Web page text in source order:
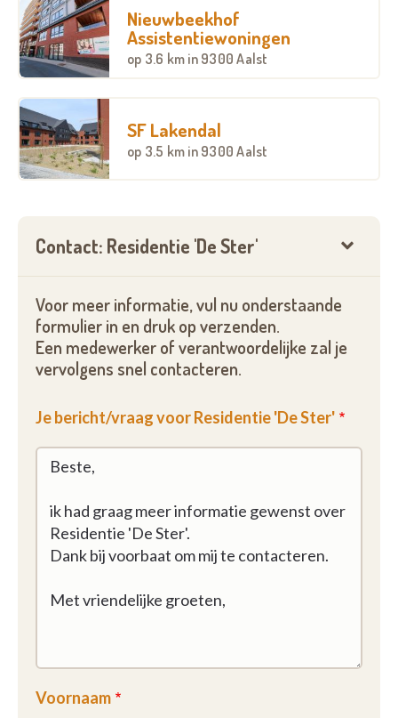
Huren kan voor lange of korte periode. Korte
periode kan vanaf 4 weken in gezellig gemeubeld
appartement. Elke dag kan u een warme
maaltijd verkrijgen in de gezellige brasserie of in uw
appartement. 24h/24h - 7 dagen op 7 beveiliging en
permanentie. Aanwezigheid van professionele
woonassistent(e). Geschikt voor alleenstaanden en
koppels vanaf 65 jaar. Bent u jonger dan 65 jaar
Nieuwbeekhof
Assistentiewoningen
op 3.6 km in 9300 Aalst
SF Lakendal
op 3.5 km in 9300 Aalst
Contact: Residentie 'De Ster'
Voor meer informatie, vul nu onderstaande
formulier in en druk op verzenden.
Een medewerker of verantwoordelijke zal je
vervolgens snel contacteren.
Je bericht/vraag voor Residentie 'De Ster'
Voornaam